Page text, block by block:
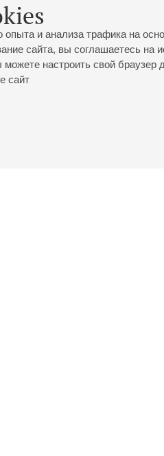
и анализа трафика на
сайта, вы соглашаетесь на
можете настроить свой браузер
сайт